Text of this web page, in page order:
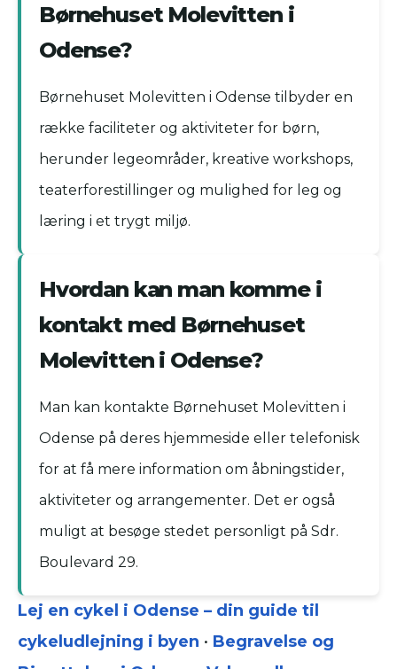
Børnehuset Molevitten i
Odense?
Børnehuset Molevitten i Odense tilbyder en
række faciliteter og aktiviteter for børn,
herunder legeområder, kreative workshops,
teaterforestillinger og mulighed for leg og
læring i et trygt miljø.
Hvordan kan man komme i
kontakt med Børnehuset
Molevitten i Odense?
Man kan kontakte Børnehuset Molevitten i
Odense på deres hjemmeside eller telefonisk
for at få mere information om åbningstider,
aktiviteter og arrangementer. Det er også
muligt at besøge stedet personligt på Sdr.
Boulevard 29.
Lej en cykel i Odense – din guide til
cykeludlejning i byen • Begravelse og